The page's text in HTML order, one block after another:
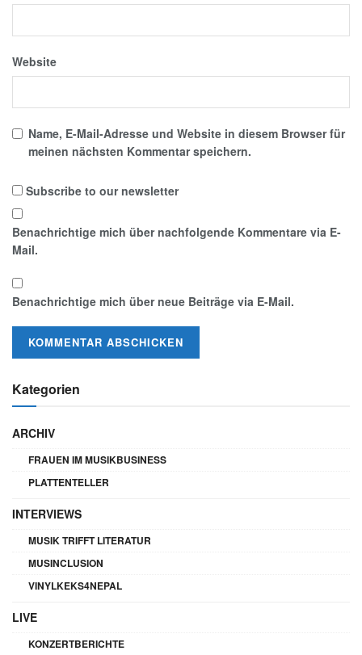
Website
Name, E-Mail-Adresse und Website in diesem Browser für
meinen nächsten Kommentar speichern.
Subscribe to our newsletter
Benachrichtige mich über nachfolgende Kommentare via E-
Mail.
Benachrichtige mich über neue Beiträge via E-Mail.
Kategorien
ARCHIV
FRAUEN IM MUSIKBUSINESS
PLATTENTELLER
INTERVIEWS
MUSIK TRIFFT LITERATUR
MUSINCLUSION
VINYLKEKS4NEPAL
LIVE
KONZERTBERICHTE